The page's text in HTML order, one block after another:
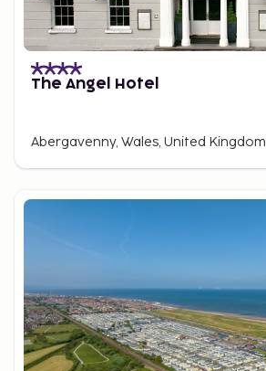
The Angel Hotel
Abergavenny, Wales, United Kingdom